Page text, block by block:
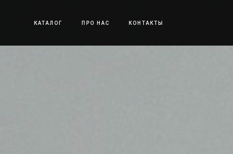
КАТАЛОГ ПРО НАС КОНТАКТЫ